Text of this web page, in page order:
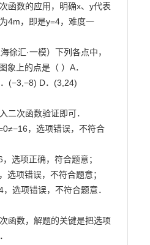
函数的应用，明确x、y代表
4m，即是y=4，难度一
徐汇·一模）下列各点中，
象上的点是（ ）A．
(−3,−8) D．(3,24)
二次函数验证即可．
，选项错误，不符合
选项正确，符合题意；
选项错误，不符合题意；
选项错误，不符合题意．
函数，解题的关键是把选项